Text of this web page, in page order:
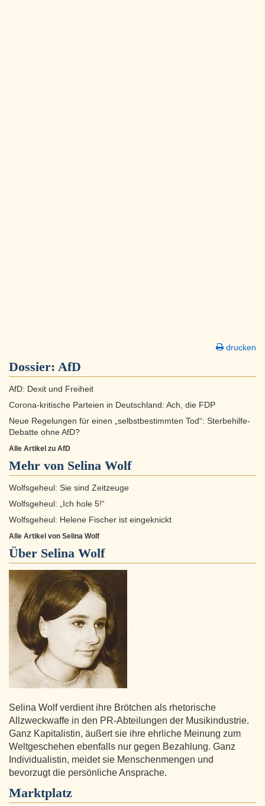
drucken
Dossier: AfD
AfD: Dexit und Freiheit
Corona-kritische Parteien in Deutschland: Ach, die FDP
Neue Regelungen für einen „selbstbestimmten Tod“: Sterbehilfe-
Debatte ohne AfD?
Alle Artikel zu AfD
Mehr von Selina Wolf
Wolfsgeheul: Sie sind Zeitzeuge
Wolfsgeheul: „Ich hole 5!“
Wolfsgeheul: Helene Fischer ist eingeknickt
Alle Artikel von Selina Wolf
Über Selina Wolf
Selina Wolf verdient ihre Brötchen als rhetorische
Allzweckwaffe in den PR-Abteilungen der Musikindustrie.
Ganz Kapitalistin, äußert sie ihre ehrliche Meinung zum
Weltgeschehen ebenfalls nur gegen Bezahlung. Ganz
Individualistin, meidet sie Menschenmengen und
bevorzugt die persönliche Ansprache.
Marktplatz